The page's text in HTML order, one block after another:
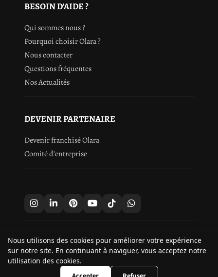
BESOIN D'AIDE ?
Qui sommes nous ?
Pourquoi choisir Olara ?
Nous contacter
Questions fréquentes
Nos Actualités
DEVENIR PARTENAIRE
Devenir franchisé Olara
Comité d'entreprise
Droits d'auteur © 2026 Olara.
Nous utilisons des cookies pour améliorer votre expérience
sur notre site. En continuant à naviguer, vous acceptez notre
utilisation des cookies.
9.8 /10
253 avis